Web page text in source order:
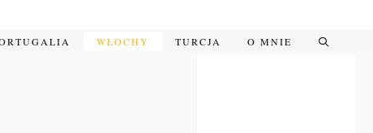
WŁOCHY TURCJA O MNIE